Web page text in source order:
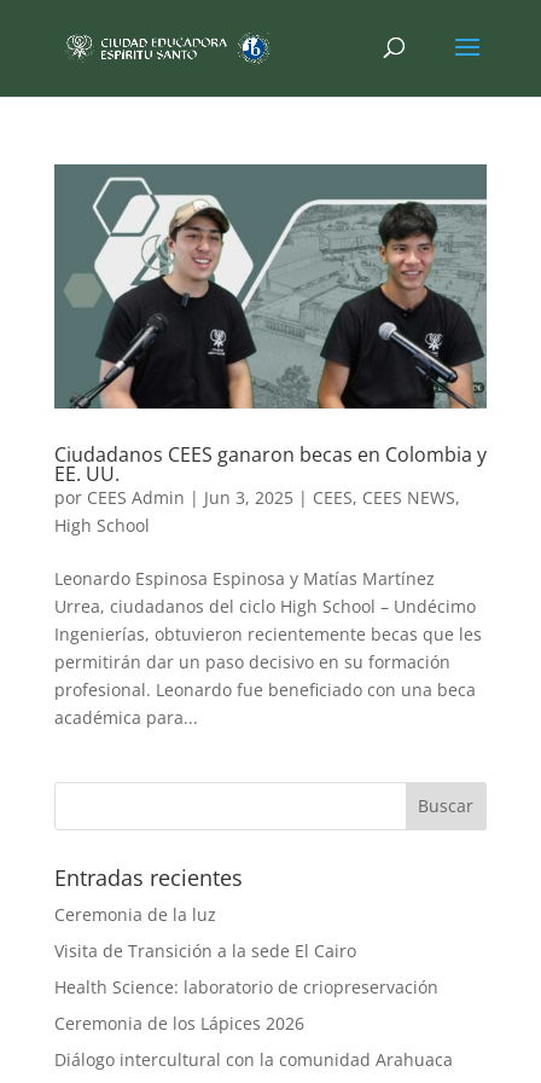
Ciudadanos CEES ganaron becas en Colombia y
EE. UU.
por CEES Admin | Jun 3, 2025| CEES, CEES NEWS,
High School
Leonardo Espinosa Espinosa y Matías Martínez
Urrea, ciudadanos del ciclo High School – Undécimo
Ingenierías, obtuvieron recientemente becas que les
permitirán dar un paso decisivo en su formación
profesional. Leonardo fue beneficiado con una beca
académica para...
Entradas recientes
Ceremonia de la luz
Visita de Transición a la sede El Cairo
Health Science: laboratorio de criopreservación
Ceremonia de los Lápices 2026
Diálogo intercultural con la comunidad Arahuaca